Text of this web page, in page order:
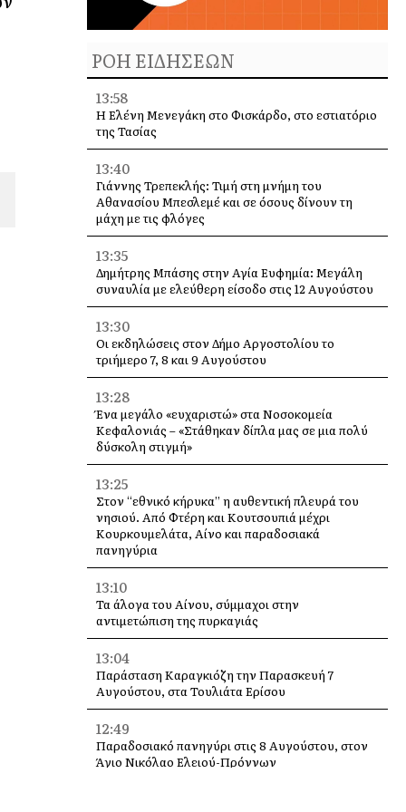
ΡΟΗ ΕΙΔΗΣΕΩΝ
13:58
Η Ελένη Μενεγάκη στο Φισκάρδο, στο εστιατόριο
της Τασίας
13:40
Γιάννης Τρεπεκλής: Τιμή στη μνήμη του
Αθανασίου Μπεσλεμέ και σε όσους δίνουν τη
μάχη με τις φλόγες
13:35
Δημήτρης Μπάσης στην Αγία Ευφημία: Μεγάλη
συναυλία με ελεύθερη είσοδο στις 12 Αυγούστου
13:30
Οι εκδηλώσεις στον Δήμο Αργοστολίου το
τριήμερο 7, 8 και 9 Αυγούστου
13:28
Ένα μεγάλο «ευχαριστώ» στα Νοσοκομεία
Κεφαλονιάς – «Στάθηκαν δίπλα μας σε μια πολύ
δύσκολη στιγμή»
13:25
Στον “εθνικό κήρυκα” η αυθεντική πλευρά του
νησιού. Από Φτέρη και Κουτσουπιά μέχρι
Κουρκουμελάτα, Αίνο και παραδοσιακά
πανηγύρια
13:10
Τα άλογα του Αίνου, σύμμαχοι στην
αντιμετώπιση της πυρκαγιάς
13:04
Παράσταση Καραγκιόζη την Παρασκευή 7
Αυγούστου, στα Τουλιάτα Ερίσου
12:49
Παραδοσιακό πανηγύρι στις 8 Αυγούστου, στον
Άγιο Νικόλαο Ελειού-Πρόννων